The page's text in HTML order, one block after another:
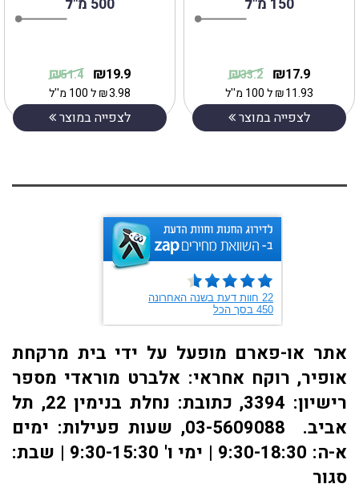
19.9
₪
51.4
₪
3.98
₪ל 100 מ''ל
לצפייה במוצר
17.9
₪
33.2
₪
11.93
₪ל 100 מ''ל
לצפייה במוצר
אתר או-פארם מופעל על ידי בית מרקחת
אופיר, רוקח אחראי: אלברט מוראדי מספר
רישיון: 3394, כתובת: ​נחלת בנימין 22, תל
אביב. 03-5609088, שעות פעילות: ימים
א-ה: 9:30-18:30 | ימי ו' 9:30-15:30 | שבת:
סגור